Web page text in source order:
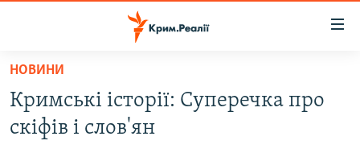
Перейти
основного
матеріалу
Перейти
ВОДА.КРИМ
ВІДЕО ТА ФОТО
НОВИНИ
Кримські історії: Суперечка про
скіфів і слов'ян